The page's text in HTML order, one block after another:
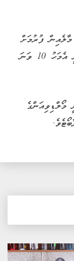
ފުރުމަށް
ނިންމާފައިވާއިރު މާލެ އައުމަށް ނިންމާފައިވަނީ އެމަހު 10 ވަނަ